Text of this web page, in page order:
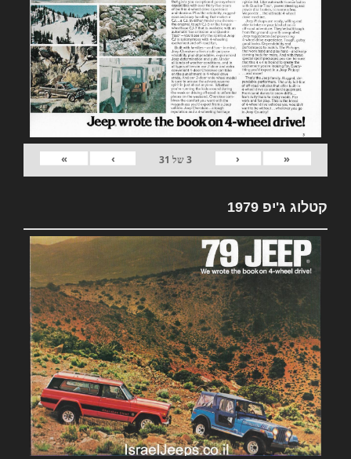
«
‹
3של 31
›
»
קטלוג ג'יפ 1979